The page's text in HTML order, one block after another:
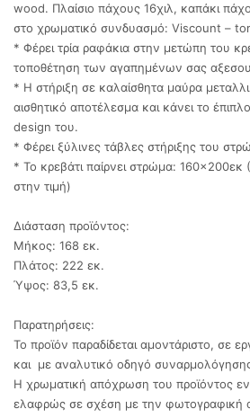
wood. Πλαίσιο πάχους 16χιλ, καπάκι
στο χρωματικό συνδυασμό: Viscount –
* Φέρει τρία ραφάκια στην μετώπη του
τοποθέτηση των αγαπημένων σας
* Η στήριξη σε καλαίσθητα μαύρα
αισθητικό αποτέλεσμα και κάνει το
design του.
* Φέρει ξύλινες τάβλες στήριξης του
* Το κρεβάτι παίρνει στρώμα: 160×200εκ
στην τιμή)
Διάσταση προϊόντος:
Μήκος: 168 εκ.
Πλάτος: 222 εκ.
Ύψος: 83,5 εκ.
Παρατηρήσεις:
Το προϊόν παραδίδεται αμοντάριστο, σε
και με αναλυτικό οδηγό
Η χρωματική απόχρωση του προϊόντος
ελαφρώς σε σχέση με την φωτογραφική